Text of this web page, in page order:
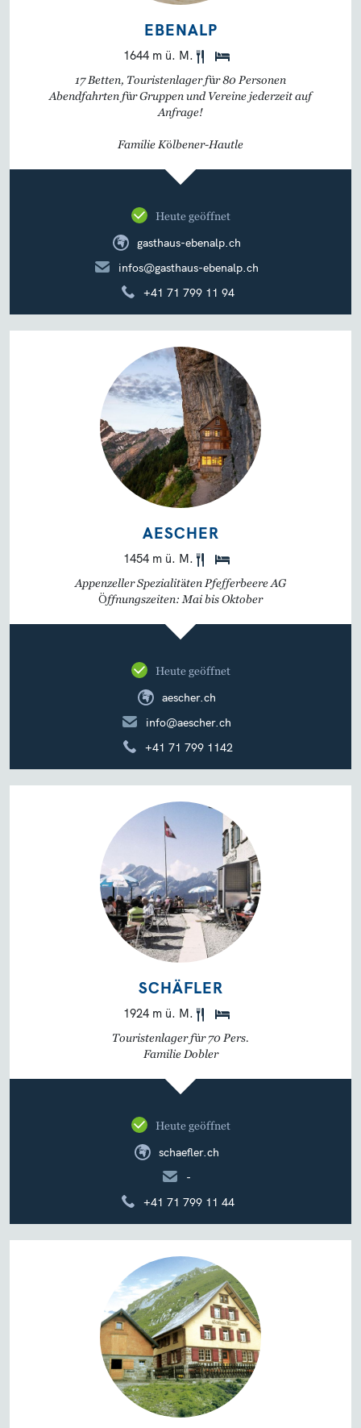
EBENALP
1644 m ü. M.
17 Betten, Touristenlager für 80 Personen
Abendfahrten für Gruppen und Vereine jederzeit auf
Anfrage!
Familie Kölbener-Hautle
Heute geöffnet
gasthaus-ebenalp.ch
infos@gasthaus-ebenalp.ch
+41 71 799 11 94
AESCHER
1454 m ü. M.
Appenzeller Spezialitäten Pfefferbeere AG
Öffnungszeiten: Mai bis Oktober
Heute geöffnet
aescher.ch
info@aescher.ch
+41 71 799 1142
SCHÄFLER
1924 m ü. M.
Touristenlager für 70 Pers.
Familie Dobler
Heute geöffnet
schaefler.ch
-
+41 71 799 11 44